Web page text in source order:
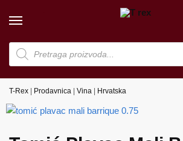
Products
search
T-Rex Prodavnica Vina Hrvatska